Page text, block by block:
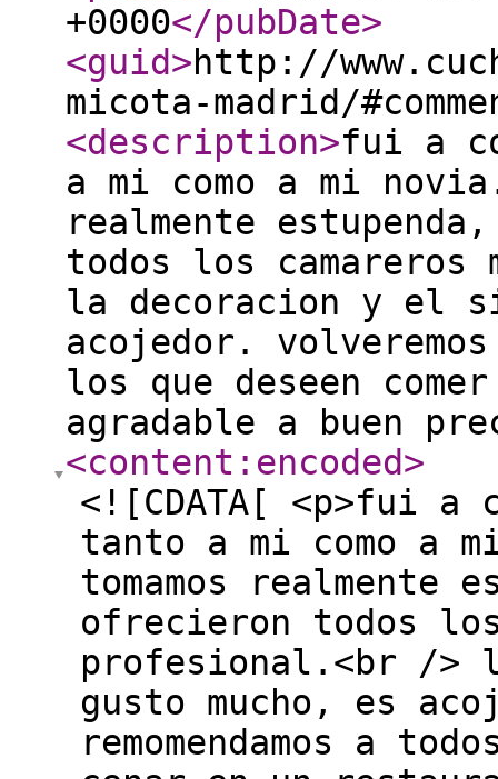
+0000</pubDate>
<guid>http://
micota-madrid/
<description>fui a
a mi como a mi
realmente
todos los camareros
la decoracion y el
acojedor. volveremos
los que deseen
agradable a buen
<content:encoded>
<![CDATA[ <p>fui a
tanto a mi como a
tomamos realmente
ofrecieron todos los
profesional.<br />
gusto mucho, es
remomendamos a